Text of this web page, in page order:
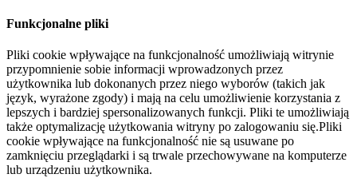
Funkcjonalne pliki
Pliki cookie wpływające na funkcjonalność umożliwiają witrynie
przypomnienie sobie informacji wprowadzonych przez
użytkownika lub dokonanych przez niego wyborów (takich jak
język, wyrażone zgody) i mają na celu umożliwienie korzystania z
lepszych i bardziej spersonalizowanych funkcji. Pliki te umożliwiają
także optymalizację użytkowania witryny po zalogowaniu się.Pliki
cookie wpływające na funkcjonalność nie są usuwane po
zamknięciu przeglądarki i są trwale przechowywane na komputerze
lub urządzeniu użytkownika.